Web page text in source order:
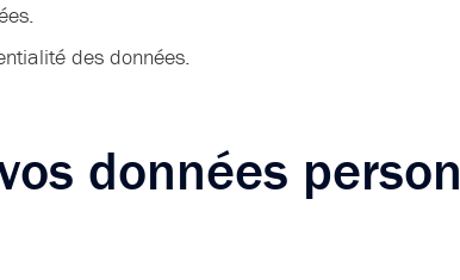
des données.
données